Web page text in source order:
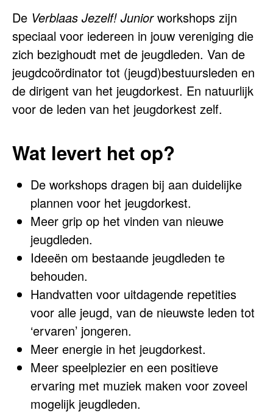
De Verblaas Jezelf! Juniorworkshops zijn
speciaal voor iedereen in jouw vereniging die
zich bezighoudt met de jeugdleden. Van de
jeugdcoördinator tot (jeugd)bestuursleden en
de dirigent van het jeugdorkest. En natuurlijk
voor de leden van het jeugdorkest zelf.
Wat levert het op?
De workshops dragen bij aan duidelijke
plannen voor het jeugdorkest.
Meer grip op het vinden van nieuwe
jeugdleden.
Ideeën om bestaande jeugdleden te
behouden.
Handvatten voor uitdagende repetities
voor alle jeugd, van de nieuwste leden tot
‘ervaren’ jongeren.
Meer energie in het jeugdorkest.
Meer speelplezier en een positieve
ervaring met muziek maken voor zoveel
mogelijk jeugdleden.